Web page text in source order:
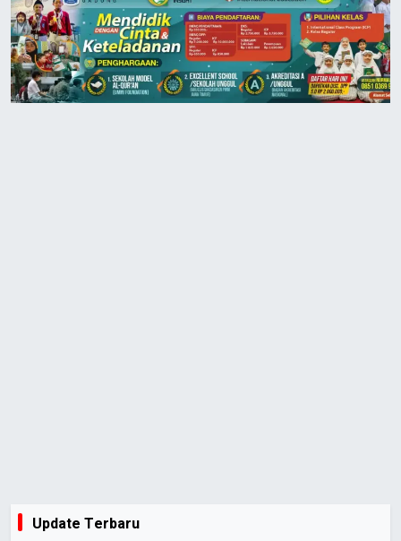
Update Terbaru